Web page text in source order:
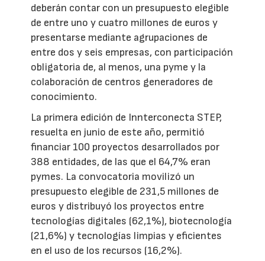
deberán contar con un presupuesto elegible
de entre uno y cuatro millones de euros y
presentarse mediante agrupaciones de
entre dos y seis empresas, con participación
obligatoria de, al menos, una pyme y la
colaboración de centros generadores de
conocimiento.
La primera edición de Innterconecta STEP,
resuelta en junio de este año, permitió
financiar 100 proyectos desarrollados por
388 entidades, de las que el 64,7% eran
pymes. La convocatoria movilizó un
presupuesto elegible de 231,5 millones de
euros y distribuyó los proyectos entre
tecnologías digitales (62,1%), biotecnología
(21,6%) y tecnologías limpias y eficientes
en el uso de los recursos (16,2%).